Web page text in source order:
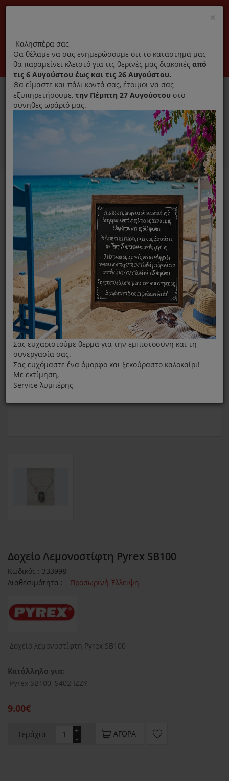
Αποκλειστικά γνήσια ανταλλακτικά
Σύνδεση Εγγραφή Εταιρεία Επικοινωνία
0
Ανταλλακτικά ηλεκτρικών συσκευών MENU
Home
Παρασκευή Καφέ Και Ροφημάτων
Λεμονοστίφτης
Δοχεία Λεμονοστιφτη
Δοχείο Λεμονοστίφτη Pyrex SB100
Δοχείο Λεμονοστίφτη Pyrex SB100
Κωδικός : 333998
Διαθεσιμότητα :
Προσωρινή Έλλειψη
Δοχείο λεμονοστίφτη Pyrex SB100
Κατάλληλο για:
Pyrex SB100, S402 IZZY
9.00€
Τεμάχια -
+ ΑΓΟΡΆ
×
title
Καλησπέρα σας,
Θα θέλαμε να σας ενημερώσουμε ότι το κατάστημά μας
θα παραμείνει κλειστό για τις θερινές μας διακοπές από
τις 6 Αυγούστου έως και τις 26 Αυγούστου.
Θα είμαστε και πάλι κοντά σας, έτοιμοι να σας
εξυπηρετήσουμε, την Πέμπτη 27 Αυγούστου στο
σύνηθες ωράριό μας.
Σας ευχαριστούμε θερμά για την εμπιστοσύνη και τη
συνεργασία σας.
Σας ευχόμαστε ένα όμορφο και ξεκούραστο καλοκαίρι!
Με εκτίμηση,
Service λυμπέρης